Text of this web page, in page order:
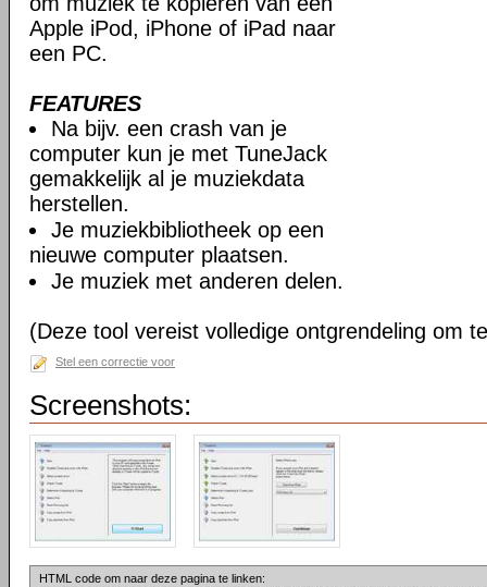
Apple iPod, iPhone of iPad naar
een PC.
FEATURES
Na bijv. een crash van je
computer kun je met TuneJack
gemakkelijk al je muziekdata
herstellen.
Je muziekbibliotheek op een
nieuwe computer plaatsen.
Je muziek met anderen delen.
(Deze tool vereist volledige ontgrendeling om
Stel een correctie voor
Screenshots:
HTML code om naar deze pagina te linken: